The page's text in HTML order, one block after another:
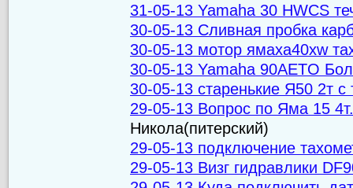
31-05-13 Yamaha 30 HWCS
30-05-13 Сливная пробка
30-05-13 мотор ямаха40xw
30-05-13 Yamaha 90AETO
30-05-13 старенькие Я50 2т с
29-05-13 Вопрос по Яма 15
Никола(питерский)
29-05-13 подключение
29-05-13 Визг гидравлики